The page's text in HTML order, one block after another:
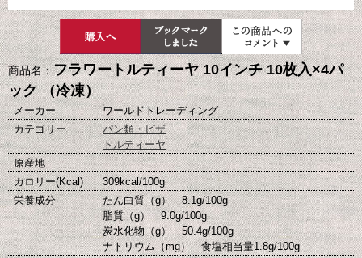
商品名：フラワートルティーヤ 10インチ 10枚入×4パ
ック （冷凍）
メーカー
ワールドトレーディング
カテゴリー
パン類・ピザ
トルティーヤ
原産地
カロリー(Kcal)
309kcal/100g
栄養成分
たん白質（g） 8.1g/100g
脂質（g） 9.0g/100g
炭水化物（g） 50.4g/100g
ナトリウム（mg） 食塩相当量1.8g/100g